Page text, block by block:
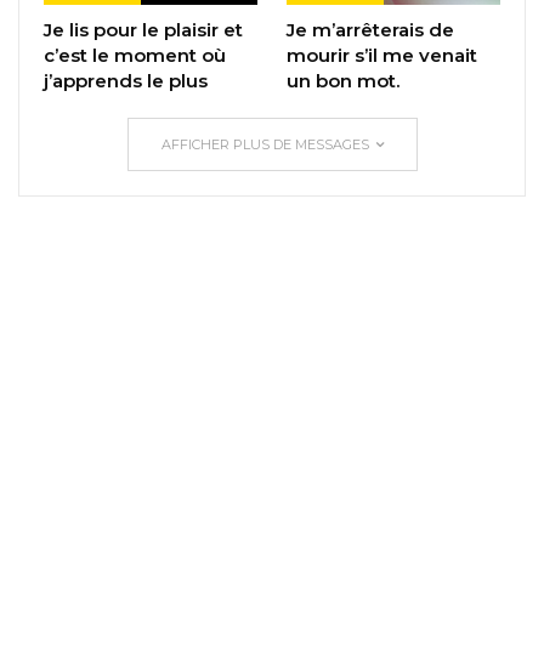
Je lis pour le plaisir et
c’est le moment où
j’apprends le plus
Je m’arrêterais de
mourir s’il me venait
un bon mot.
AFFICHER PLUS DE MESSAGES